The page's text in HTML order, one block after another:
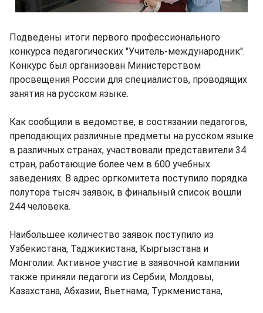
Подведены итоги первого профессионального
конкурса педагогических "Учитель-международник".
Конкурс был организован Министерством
просвещения России для специалистов, проводящих
занятия на русском языке.
Как сообщили в ведомстве, в состязании педагогов,
преподающих различные предметы на русском языке
в различных странах, участвовали представители 34
стран, работающие более чем в 600 учебных
заведениях. В адрес оргкомитета поступило порядка
полутора тысяч заявок, в финальный список вошли
244 человека.
Наибольшее количество заявок поступило из
Узбекистана, Таджикистана, Кыргызстана и
Монголии. Активное участие в заявочной кампании
также приняли педагоги из Сербии, Молдовы,
Казахстана, Абхазии, Вьетнама, Туркменистана,